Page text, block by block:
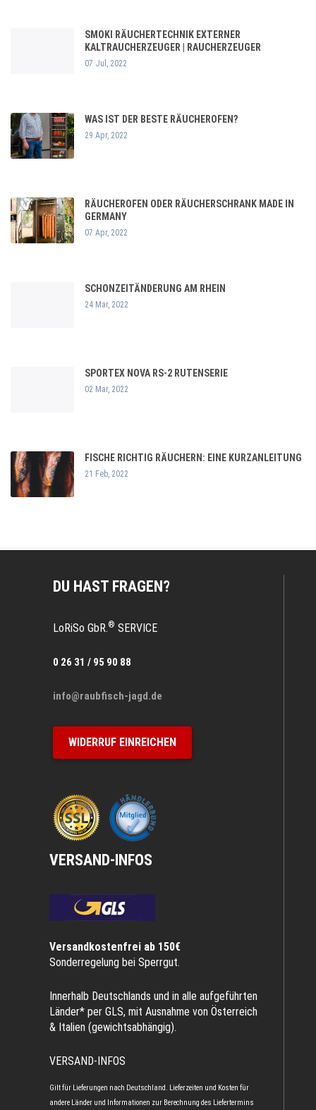
SMOKI RÄUCHERTECHNIK EXTERNER
KALTRAUCHERZEUGER | RAUCHERZEUGER
07 Jul, 2022
WAS IST DER BESTE RÄUCHEROFEN?
29 Apr, 2022
RÄUCHEROFEN ODER RÄUCHERSCHRANK MADE IN
GERMANY
07 Apr, 2022
SCHONZEITÄNDERUNG AM RHEIN
24 Mar, 2022
SPORTEX NOVA RS-2 RUTENSERIE
02 Mar, 2022
FISCHE RICHTIG RÄUCHERN: EINE KURZANLEITUNG
21 Feb, 2022
DU HAST FRAGEN?
LoRiSo GbR.® SERVICE
0 26 31 / 95 90 88
info@raubfisch-jagd.de
WIDERRUF EINREICHEN
VERSAND-INFOS
Versandkostenfrei ab 150€
Sonderregelung bei Sperrgut.
Innerhalb Deutschlands und in alle aufgeführten
Länder* per GLS, mit Ausnahme von Österreich
& Italien (gewichtsabhängig).
VERSAND-INFOS
Gilt für Lieferungen nach Deutschland. Lieferzeiten und Kosten für
andere Länder und Informationen zur Berechnung des Liefertermins